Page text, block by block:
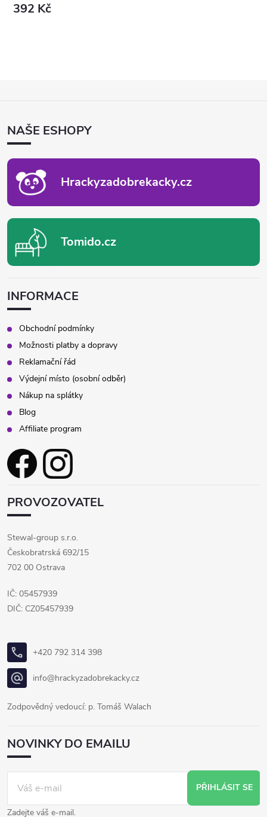
392 Kč
ANAŠE ESHOPY
Hrackyzadobrekacky.cz
Tomido.cz
INFORMACE
Obchodní podmínky
Možnosti platby a dopravy
Reklamační řád
Výdejní místo (osobní odběr)
Nákup na splátky
Blog
Affiliate program
PROVOZOVATEL
Stewal-group s.r.o.
Českobratrská 692/15
702 00 Ostrava
IČ: 05457939
DIČ: CZ05457939
+420 792 314 398
info@hrackyzadobrekacky.cz
Zodpovědný vedoucí: p. Tomáš Walach
NOVINKY DO EMAILU
PŘIHLÁSIT SE
Zadejte váš e-mail.